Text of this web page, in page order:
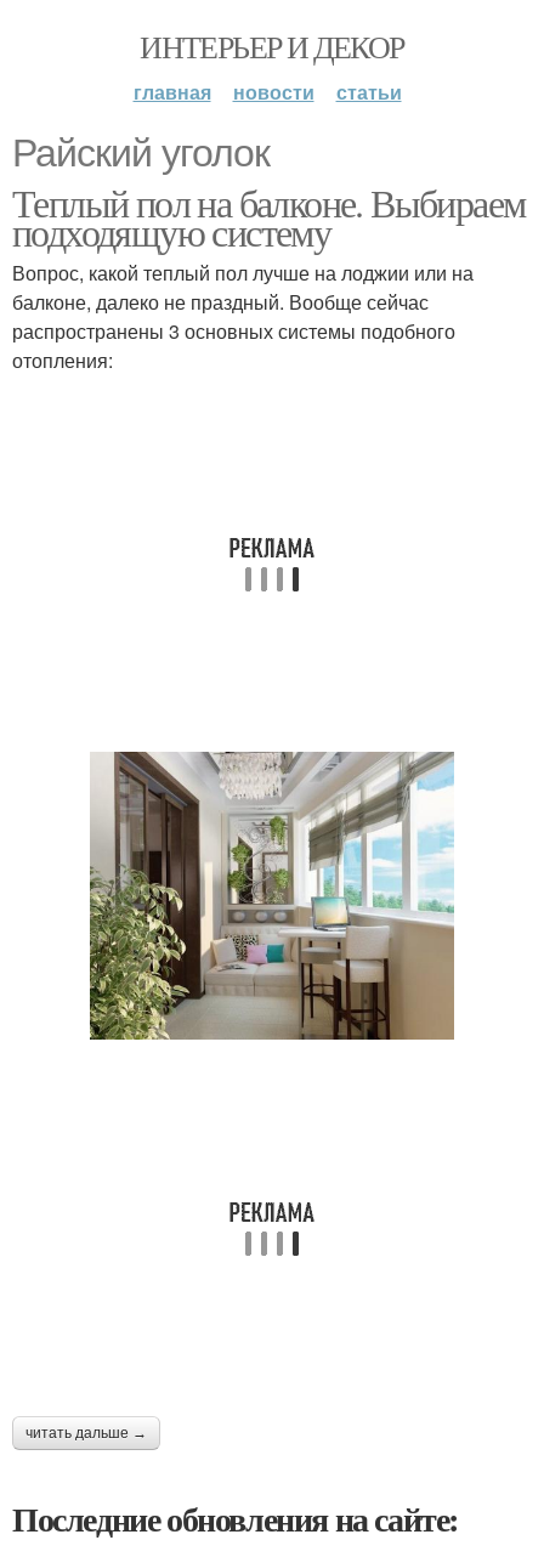
ИНТЕРЬЕР И ДЕКОР
главная новости статьи
Райский уголок
Теплый пол на балконе. Выбираем
подходящую систему
Вопрос, какой теплый пол лучше на лоджии или на
балконе, далеко не праздный. Вообще сейчас
распространены 3 основных системы подобного
отопления:
читать дальше →
Последние обновления на сайте: